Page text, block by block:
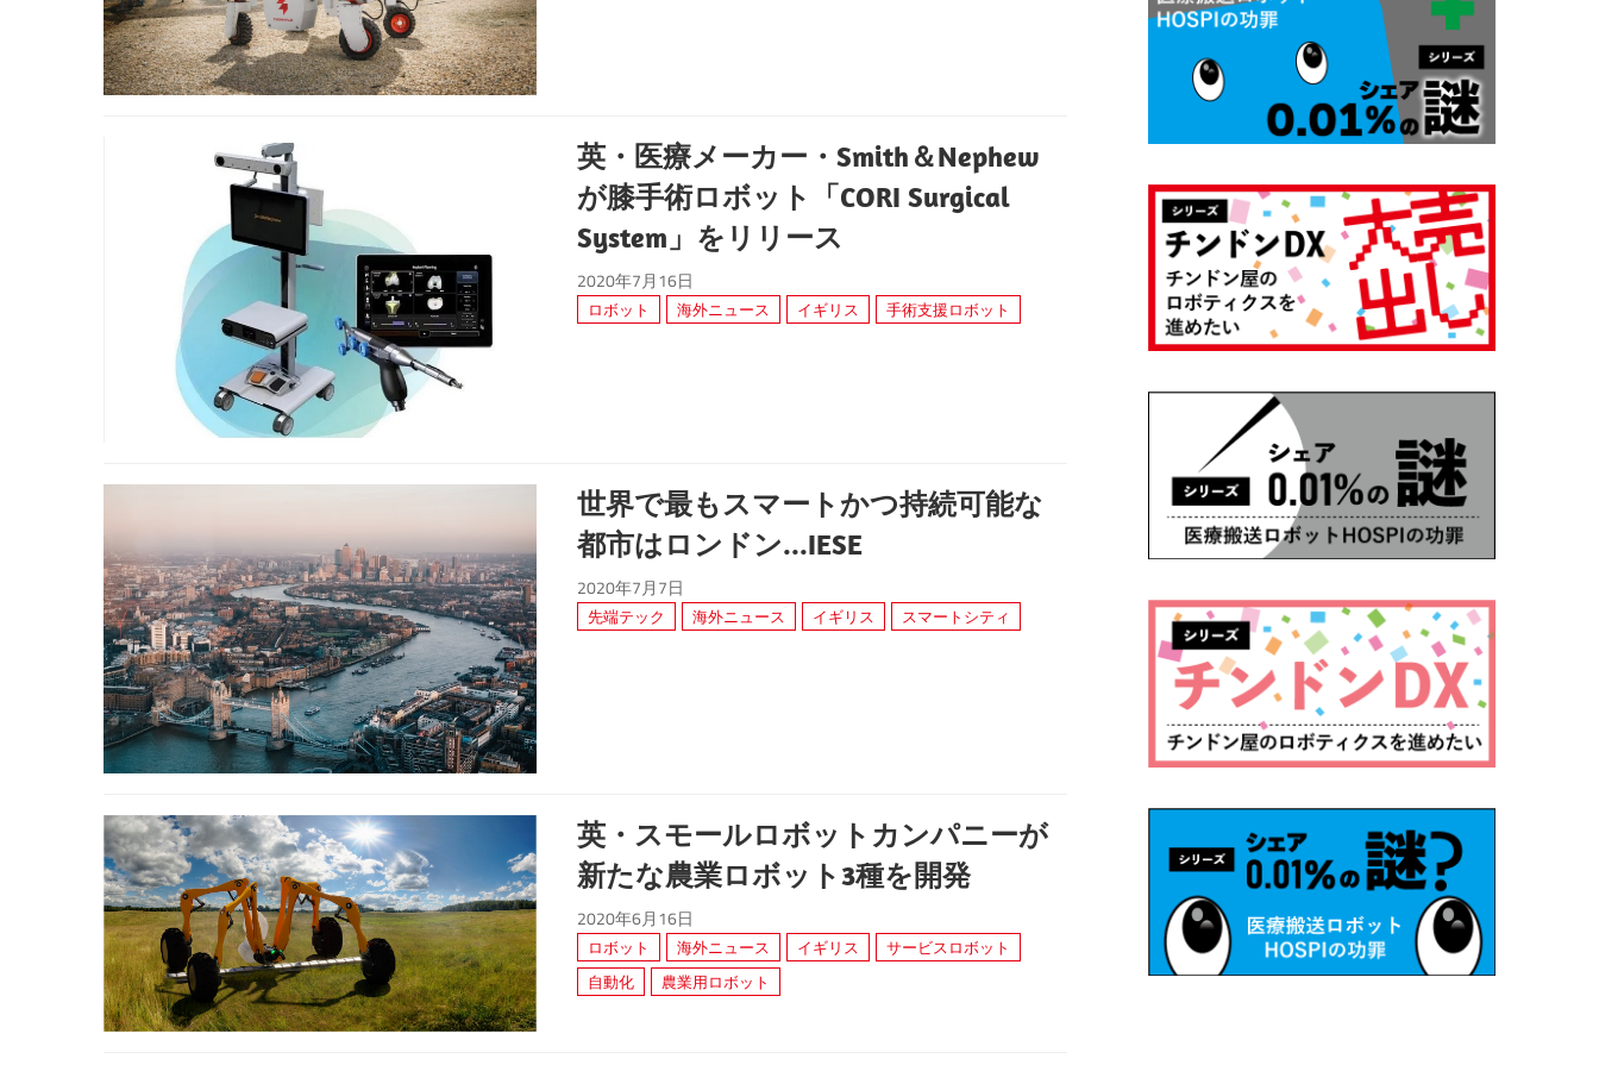
英・医療メーカー・Smith＆Nephew
が膝手術ロボット「CORI Surgical
System」をリリース
2020年7月16日
ロボット 海外ニュース イギリス 手術支援ロボット
世界で最もスマートかつ持続可能な
都市はロンドン...IESE
2020年7月7日
先端テック 海外ニュース イギリス スマートシティ
英・スモールロボットカンパニーが
新たな農業ロボット3種を開発
2020年6月16日
ロボット 海外ニュース イギリス
サービスロボット
自動化
農業用ロボット